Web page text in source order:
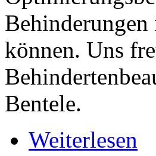
können. Uns
Bentele.
Weiterlesen